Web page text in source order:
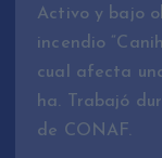
Activo y bajo
incendio
cual afecta
ha. Trabajó
de CONAF.